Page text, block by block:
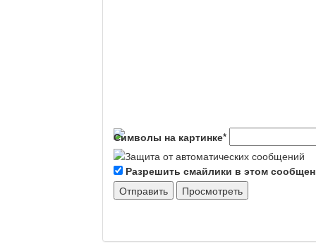
Символы на картинке*
Разрешить смайлики в этом